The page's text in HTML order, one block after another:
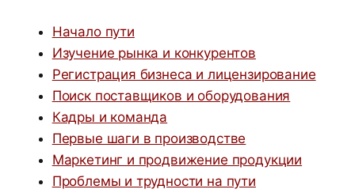
Начало пути
Изучение рынка и конкурентов
Регистрация бизнеса и лицензирование
Поиск поставщиков и оборудования
Кадры и команда
Первые шаги в производстве
Маркетинг и продвижение продукции
Проблемы и трудности на пути